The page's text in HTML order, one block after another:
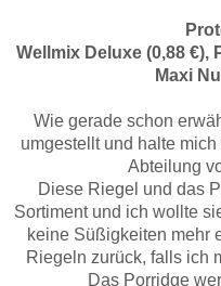
Wellmix Deluxe (0,88 €),
Maxi
Wie gerade schon
umgestellt und halte
Abteilung
Diese Riegel und das
Sortiment und ich wollte
keine Süßigkeiten mehr
Riegeln zurück, falls ich
Das Porridge